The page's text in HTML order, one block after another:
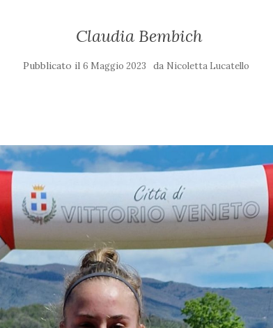
Claudia Bembich
Pubblicato il 6 Maggio 2023 da Nicoletta Lucatello